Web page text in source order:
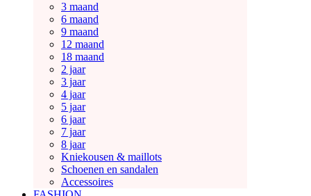
3 maand
6 maand
9 maand
12 maand
18 maand
2 jaar
3 jaar
4 jaar
5 jaar
6 jaar
7 jaar
8 jaar
Kniekousen & maillots
Schoenen en sandalen
Accessoires